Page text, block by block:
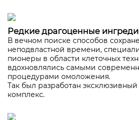
Редкие драгоценные
В вечном поиске способов
неподвластной времени,
пионеры в области клеточных
вдохновлялись самыми
процедурами омоложения.
Так был разработан
комплекс.